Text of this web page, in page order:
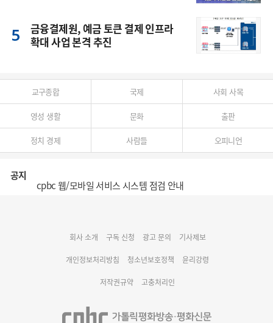
금융결제원, 예금 토큰 결제 인프라
확대 사업 본격 추진
교구종합 국제 사회 사목
영성 생활 문화 출판
정치 경제 사람들 오피니언
공지
명동 미디어큐브 & 1898 미디어월 공모전 수상작 발표
회사 소개 구독 신청 광고 문의 기사제보
개인정보처리방침 청소년보호정책 윤리강령
저작권규약 고충처리인